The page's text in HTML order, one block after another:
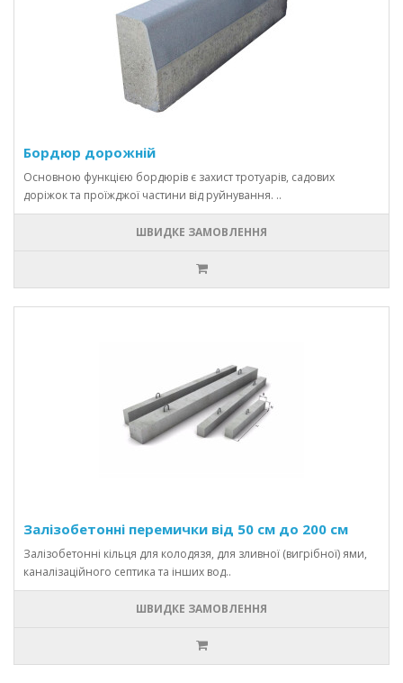
Бордюр дорожній
Основною функцією бордюрів є захист тротуарів, садових
доріжок та проїжджої частини від руйнування. ..
ШВИДКЕ ЗАМОВЛЕННЯ
Залізобетонні перемички від 50 см до 200 см
Залізобетонні кільця для колодязя, для зливної (вигрібної) ями,
каналізаційного септика та інших вод..
ШВИДКЕ ЗАМОВЛЕННЯ